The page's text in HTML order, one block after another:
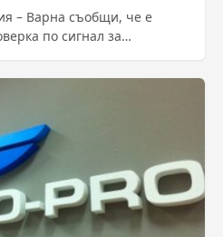
– Варна съобщи, че е
по сигнал за